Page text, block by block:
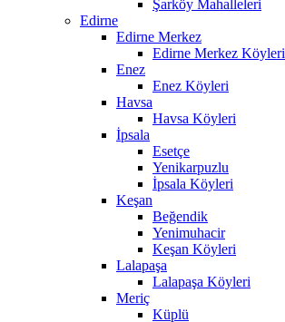
Şarköy Mahalleleri
Edirne
Edirne Merkez
Edirne Merkez Köyleri
Enez
Enez Köyleri
Havsa
Havsa Köyleri
İpsala
Esetçe
Yenikarpuzlu
İpsala Köyleri
Keşan
Beğendik
Yenimuhacir
Keşan Köyleri
Lalapaşa
Lalapaşa Köyleri
Meriç
Küplü